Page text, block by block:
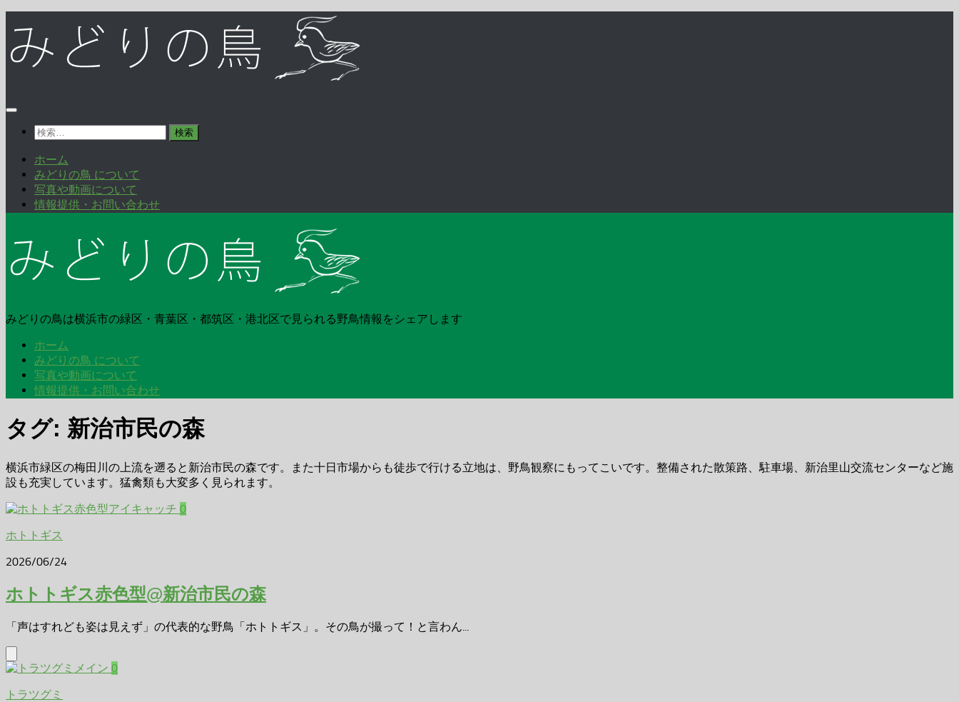
ン
テ
ン
ス
検
ホーム
みどりの鳥 について
写真や動画について
情報提供・お問い合わせ
みどりの鳥は横浜市の緑区・青葉区・都筑区・港北区で見られる野鳥情報をシェアします
ホーム
みどりの鳥 について
写真や動画について
情報提供・お問い合わせ
タグ: 新治市民の森
横浜市緑区の梅田川の上流を遡ると新治市民の森です。また十日市場からも徒歩で行ける立地は、野鳥観察にもってこいです。整備された散策路、駐車場、新治里山交流センターなど施
設も充実しています。猛禽類も大変多く見られます。
0
ホトトギス
2026/06/24
ホトトギス赤色型@新治市民の森
「声はすれども姿は見えず」の代表的な野鳥「ホトトギス」。その鳥が撮って！と言わん...
0
トラツグミ